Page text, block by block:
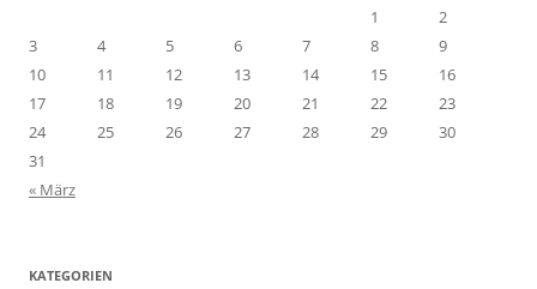
1
2
3
4 5 6 7 8
9
10
11 12 13 14 15
16
17
18 19 20 21 22
23
24
25 26 27 28 29
30
31
« März
KATEGORIEN